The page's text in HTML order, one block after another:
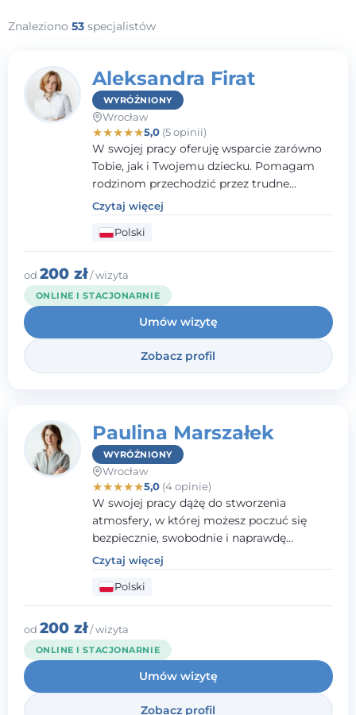
Znaleziono 53 specjalistów
Aleksandra Firat
WYRÓŻNIONY
Wrocław
★★★★★5,0(5 opinii)
W swojej pracy oferuję wsparcie zarówno
Tobie, jak i Twojemu dziecku. Pomagam
rodzinom przechodzić przez trudne
momenty, opierając współpracę na
wzajemnym zaufaniu i otwartej
komunikacji. Posiadam doświadczenie w
pracy z dziećmi i młodzieżą mierzącymi się
z różnorodnymi trudnościami
emocjonalnymi oraz rozwojowymi.
Czytaj więcej
Polski
od 200 zł/ wizyta
ONLINE I STACJONARNIE
Umów wizytę
Zobacz profil
Paulina Marszałek
WYRÓŻNIONY
Wrocław
★★★★★5,0(4 opinie)
W swojej pracy dążę do stworzenia
atmosfery, w której możesz poczuć się
bezpiecznie, swobodnie i naprawdę
wysłuchany(-a). Zależy mi na
towarzyszeniu Ci w drodze do większego
dobrostanu, lepszego poznania siebie oraz
budowania wartościowych i
satysfakcjonujących relacji - zarówno z
innymi, jak i z samym sobą. Możliwość
bycia częścią tego procesu traktuję jako
duże wyróżnienie.
Czytaj więcej
Polski
od 200 zł/ wizyta
ONLINE I STACJONARNIE
Umów wizytę
Zobacz profil